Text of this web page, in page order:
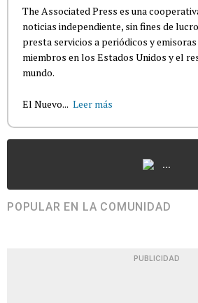
The Associated Press es una
noticias independiente, sin fines de
presta servicios a periódicos y emisoras
miembros en los Estados Unidos y el
mundo.
El Nuevo... Leer más
...
POPULAR EN LA COMUNIDAD
PUBLICIDAD